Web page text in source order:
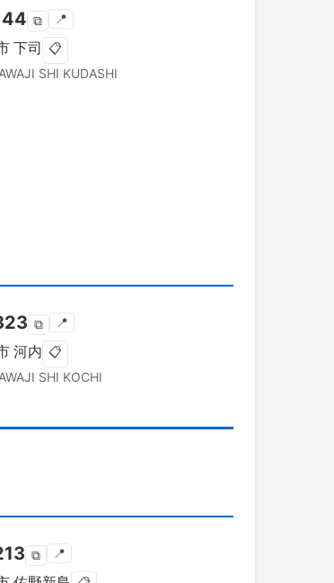
⧉ 📍
下司 📋
AWAJI SHI KUDASHI
⧉ 📍
河内 📋
AWAJI SHI KOCHI
⧉ 📍